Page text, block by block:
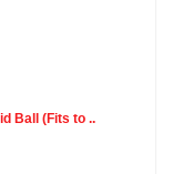
Ball (Fits to ..